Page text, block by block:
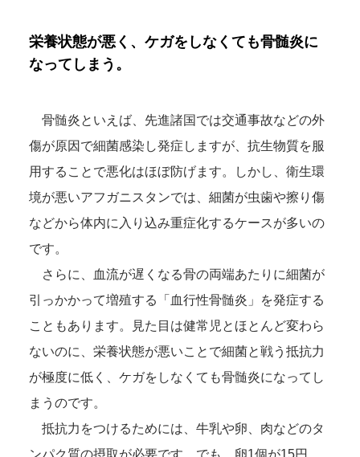
栄養状態が悪く、ケガをしなくても骨髄炎に
なってしまう。
骨髄炎といえば、先進諸国では交通事故などの外
傷が原因で細菌感染し発症しますが、抗生物質を服
用することで悪化はほぼ防げます。しかし、衛生環
境が悪いアフガニスタンでは、細菌が虫歯や擦り傷
などから体内に入り込み重症化するケースが多いの
です。
さらに、血流が遅くなる骨の両端あたりに細菌が
引っかかって増殖する「血行性骨髄炎」を発症する
こともあります。見た目は健常児とほとんど変わら
ないのに、栄養状態が悪いことで細菌と戦う抵抗力
が極度に低く、ケガをしなくても骨髄炎になってし
まうのです。
抵抗力をつけるためには、牛乳や卵、肉などのタ